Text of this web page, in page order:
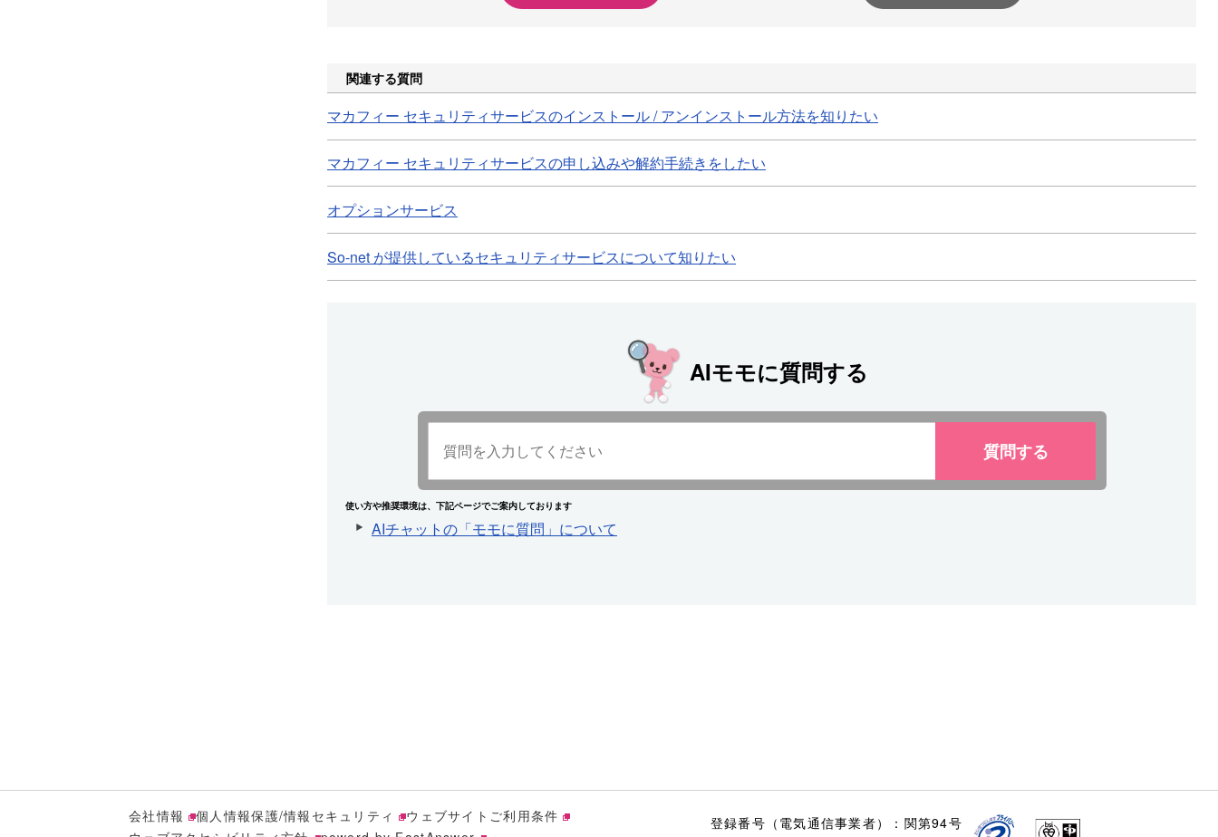
関連する質問
マカフィー セキュリティサービスのインストール / アンインストール方法を知りたい
マカフィー セキュリティサービスの申し込みや解約手続きをしたい
オプションサービス
So-net が提供しているセキュリティサービスについて知りたい
AIモモに質問する
質問する
使い方や推奨環境は、下記ページでご案内しております
AIチャットの「モモに質問」について
会社情報 個人情報保護/情報セキュリティ
ウェブサイトご利用条件
登録番号（電気通信事業者）：関第94号